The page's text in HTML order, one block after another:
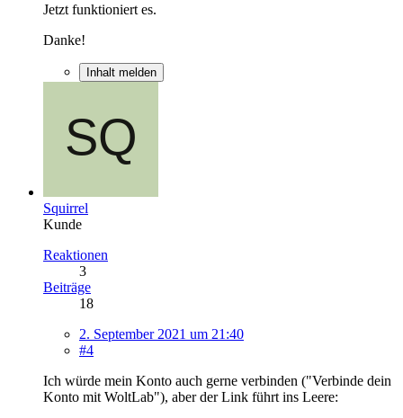
Jetzt funktioniert es.
Danke!
Inhalt melden
Squirrel
Kunde
Reaktionen
3
Beiträge
18
2. September 2021 um 21:40
#4
Ich würde mein Konto auch gerne verbinden ("Verbinde dein
Konto mit WoltLab"), aber der Link führt ins Leere: